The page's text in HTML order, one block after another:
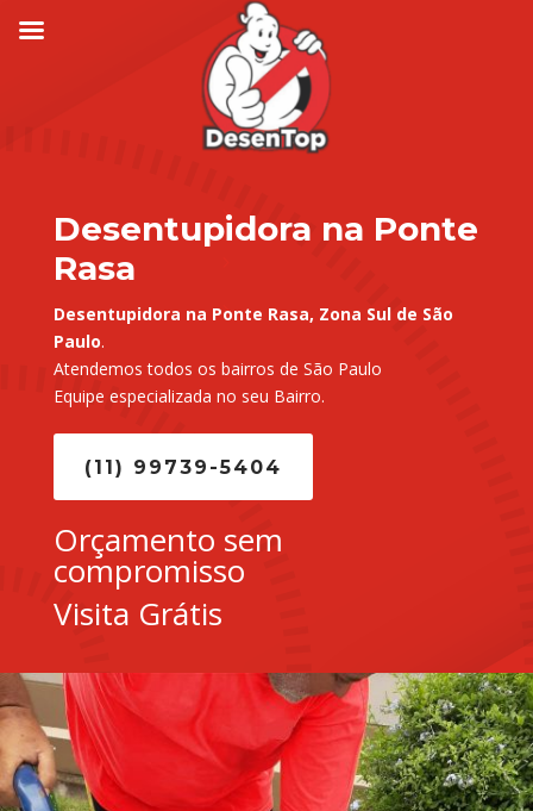
Desentupidora na Ponte
Rasa
Desentupidora na Ponte Rasa, Zona Sul de São
Paulo.
Atendemos todos os bairros de São Paulo
Equipe especializada no seu Bairro.
(11) 99739-5404
Orçamento sem
compromisso
Visita Grátis